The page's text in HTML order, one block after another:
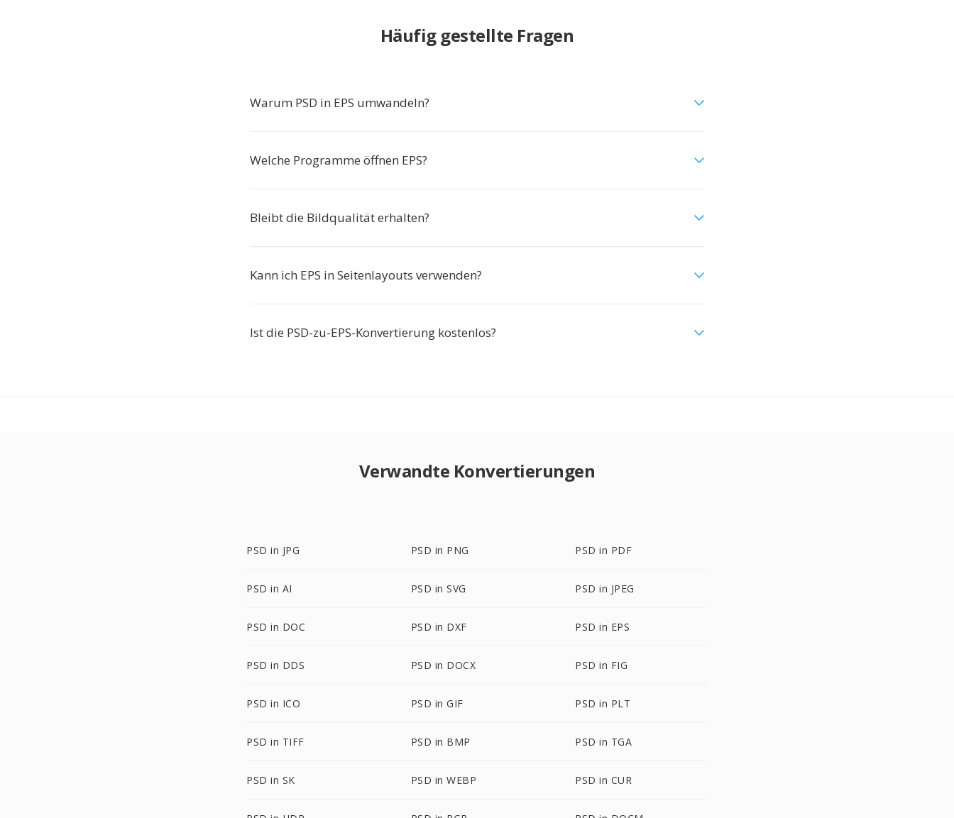
Häufig gestellte Fragen
Warum PSD in EPS umwandeln?
Welche Programme öffnen EPS?
Bleibt die Bildqualität erhalten?
Kann ich EPS in Seitenlayouts verwenden?
Ist die PSD-zu-EPS-Konvertierung kostenlos?
Verwandte Konvertierungen
PSD in JPG PSD in PNG PSD in PDF
PSD in AI PSD in SVG PSD in JPEG
PSD in DOC PSD in DXF PSD in EPS
PSD in DDS PSD in DOCX PSD in FIG
PSD in ICO PSD in GIF PSD in PLT
PSD in TIFF PSD in BMP PSD in TGA
PSD in SK PSD in WEBP PSD in CUR